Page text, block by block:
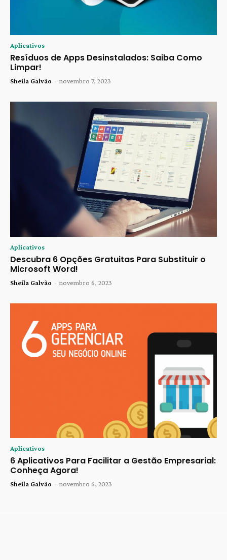
Aplicativos
Resíduos de Apps Desinstalados: Saiba Como
Limpar!
Sheila Galvão - novembro 7, 2023
Aplicativos
Descubra 6 Opções Gratuitas Para Substituir o
Microsoft Word!
Sheila Galvão - novembro 6, 2023
Aplicativos
6 Aplicativos Para Facilitar a Gestão Empresarial:
Conheça Agora!
Sheila Galvão - novembro 6, 2023